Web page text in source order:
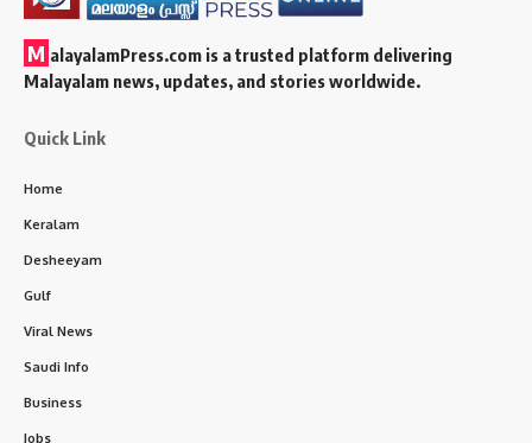
M alayalamPress.com is a trusted platform delivering
Malayalam news, updates, and stories worldwide.
Quick Link
Home
Keralam
Desheeyam
Gulf
Viral News
Saudi Info
Business
Jobs